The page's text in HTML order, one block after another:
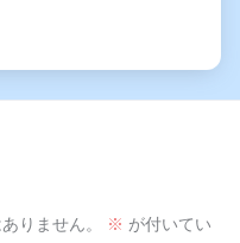
りません。 ※ が付いてい